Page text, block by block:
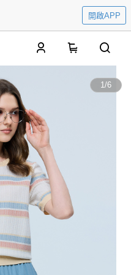
開啟APP
1/6